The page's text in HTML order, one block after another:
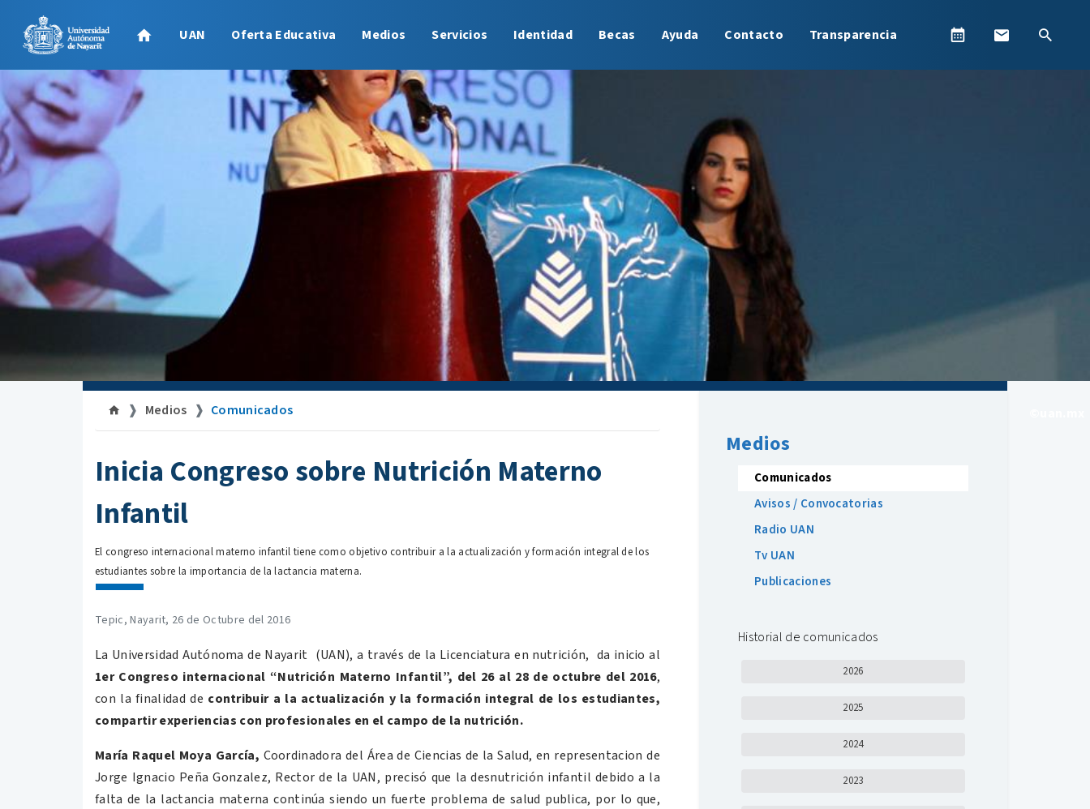
UAN Oferta Educativa Medios Servicios Identidad Becas Ayuda Contacto Transparencia
Medios Comunicados
Inicia Congreso sobre Nutrición Materno
Infantil
El congreso internacional materno infantil tiene como objetivo contribuir a la actualización y formación integral de los
estudiantes sobre la importancia de la lactancia materna.
Tepic, Nayarit, 26 de Octubre del 2016
La Universidad Autónoma de Nayarit (UAN), a través de la Licenciatura en nutrición, da inicio al
1er Congreso internacional “Nutrición Materno Infantil”, del 26 al 28 de octubre del 2016,
con la finalidad de contribuir a la actualización y la formación integral de los estudiantes,
compartir experiencias con profesionales en el campo de la nutrición.
María Raquel Moya García, Coordinadora del Área de Ciencias de la Salud, en representacion de
Jorge Ignacio Peña Gonzalez, Rector de la UAN, precisó que la desnutrición infantil debido a la
falta de la lactancia materna continúa siendo un fuerte problema de salud publica, por lo que,
Medios
Comunicados
Avisos / Convocatorias
Radio UAN
Tv UAN
Publicaciones
Historial de comunicados
2026
2025
2024
2023